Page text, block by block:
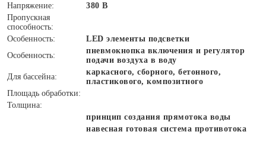
Напряжение:
380 В
Пропускная
способность:
Особенность:
LED элементы подсветки
Особенность:
пневмокнопка включения и регулятор
подачи воздуха в воду
Для бассейна:
каркасного, сборного, бетонного,
пластикового, композитного
Площадь обработки:
Толщина:
принцип создания прямотока воды
навесная готовая система противотока